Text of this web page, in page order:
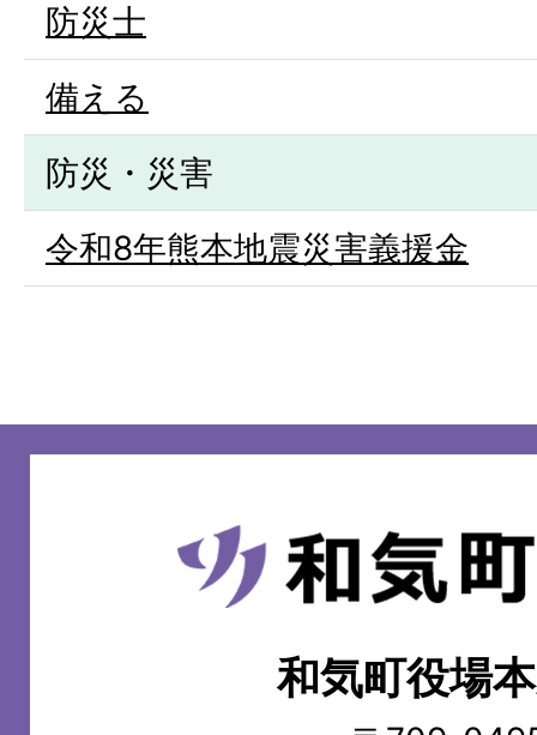
防災士
備える
防災・災害
令和8年熊本地震災害義援金
和
気
和気町役場